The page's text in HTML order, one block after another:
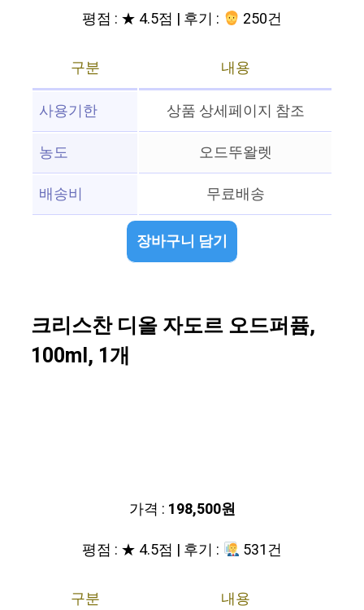
평점 : ★ 4.5점 | 후기 : 250건
구분
내용
사용기한
상품 상세페이지 참조
농도
오드뚜왈렛
배송비
무료배송
장바구니 담기
크리스찬 디올 자도르 오드퍼퓸,
100ml, 1개
가격 : 198,500원
평점 : ★ 4.5점 | 후기 :
531건
구분 내용